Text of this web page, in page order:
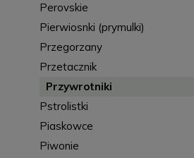
Perovskie
Pierwiosnki (prymulki)
Przegorzany
Przetacznik
Przywrotniki
Pstrolistki
Piaskowce
Piwonie